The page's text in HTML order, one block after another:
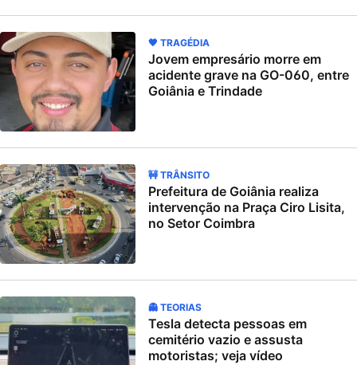
🖤 TRAGÉDIA
Jovem empresário morre em
acidente grave na GO-060, entre
Goiânia e Trindade
🚧 TRÂNSITO
Prefeitura de Goiânia realiza
intervenção na Praça Ciro Lisita,
no Setor Coimbra
👻 TEORIAS
Tesla detecta pessoas em
cemitério vazio e assusta
motoristas; veja vídeo